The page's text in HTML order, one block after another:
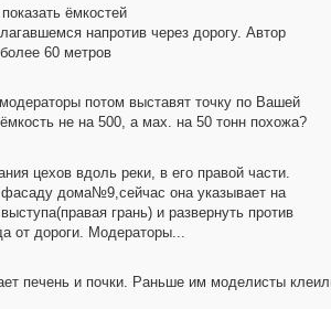
ёмкостей
напротив через дорогу. Автор
60 метров
потом выставят точку по Вашей
не на 500, а мах. на 50 тонн похожа?
цехов вдоль реки, в его правой части.
дома№9,сейчас она указывает на
грань) и развернуть против
от дороги. Модераторы...
печень и почки. Раньше им моделисты